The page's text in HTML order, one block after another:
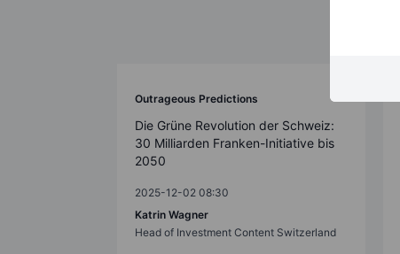
Outrageous Predictions
Die Grüne Revolution der Schweiz:
30 Milliarden Franken-Initiative bis
2050
2025-12-02 08:30
Katrin Wagner
Head of Investment Content Switzerland